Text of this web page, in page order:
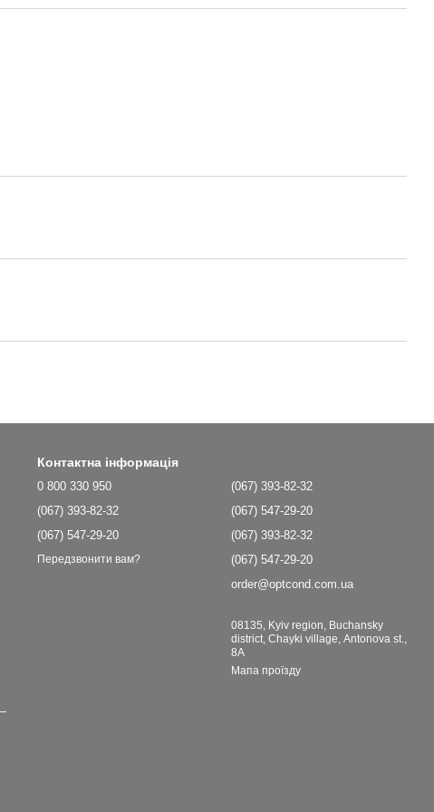
Контактна інформація
0 800 330 950
(067) 393-82-32
(067) 547-29-20
Передзвонити вам?
(067) 393-82-32
(067) 547-29-20
(067) 393-82-32
(067) 547-29-20
order@optcond.com.ua
08135, Kyiv region, Buchansky
district, Chayki village, Antonova st.,
8A
Мапа проїзду